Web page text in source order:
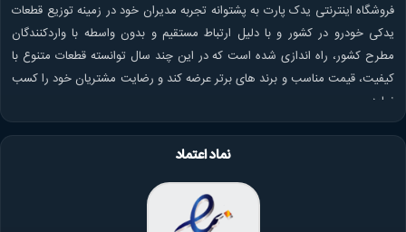
فروشگاه اینترنتی یدک پارت به پشتوانه تجربه مدیران خود در زمینه توزیع قطعات
یدکی خودرو در کشور و با دلیل ارتباط مستقیم و بدون واسطه با واردکنندگان
مطرح کشور، راه اندازی شده است که در این چند سال توانسته قطعات متنوع با
کیفیت، قیمت مناسب و برند های برتر عرضه کند و رضایت مشتریان خود را کسب
نماید.
نماد اعتماد